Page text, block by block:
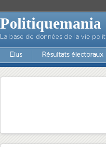
Politiquemania
La base de données de la vie
Elus Résultats électoraux